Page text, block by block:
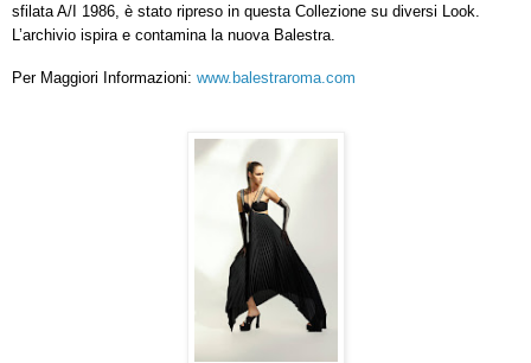
sfilata A/I 1986, è stato ripreso in questa Collezione su diversi Look.
L’archivio ispira e contamina la nuova Balestra.
Per Maggiori Informazioni: www.balestraroma.com